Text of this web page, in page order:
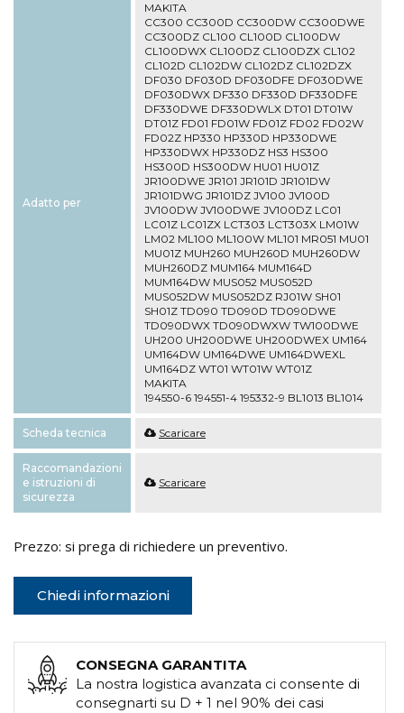
Adatto per
MAKITA
CC300 CC300D CC300DW CC300DWE
CC300DZ CL100 CL100D CL100DW
CL100DWX CL100DZ CL100DZX CL102
CL102D CL102DW CL102DZ CL102DZX
DF030 DF030D DF030DFE DF030DWE
DF030DWX DF330 DF330D DF330DFE
DF330DWE DF330DWLX DT01 DT01W
DT01Z FD01 FD01W FD01Z FD02 FD02W
FD02Z HP330 HP330D HP330DWE
HP330DWX HP330DZ HS3 HS300
HS300D HS300DW HU01 HU01Z
JR100DWE JR101 JR101D JR101DW
JR101DWG JR101DZ JV100 JV100D
JV100DW JV100DWE JV100DZ LC01
LC01Z LC01ZX LCT303 LCT303X LM01W
LM02 ML100 ML100W ML101 MR051 MU01
MU01Z MUH260 MUH260D MUH260DW
MUH260DZ MUM164 MUM164D
MUM164DW MUS052 MUS052D
MUS052DW MUS052DZ RJ01W SH01
SH01Z TD090 TD090D TD090DWE
TD090DWX TD090DWXW TW100DWE
UH200 UH200DWE UH200DWEX UM164
UM164DW UM164DWE UM164DWEXL
UM164DZ WT01 WT01W WT01Z
MAKITA
194550-6 194551-4 195332-9 BL1013 BL1014
Scheda tecnica Scaricare
Raccomandazioni
e istruzioni di
sicurezza
Scaricare
Prezzo: si prega di richiedere un preventivo.
Chiedi informazioni
CONSEGNA GARANTITA
La nostra logistica avanzata ci consente di
consegnarti su D + 1 nel 90% dei casi